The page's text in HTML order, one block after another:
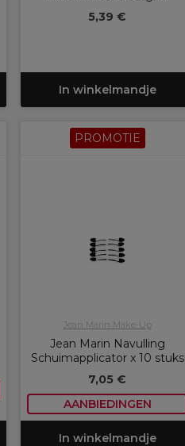
5,39 €
In winkelmandje
PROMOTIE
Jean Marin Make-Up
Jean Marin Navulling
Schuimapplicator x 10 stuks
7,05 €
AANBIEDINGEN
In winkelmandje